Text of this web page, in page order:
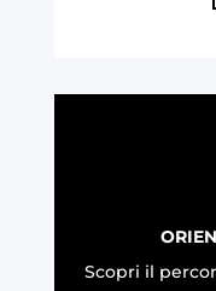
Scopri il